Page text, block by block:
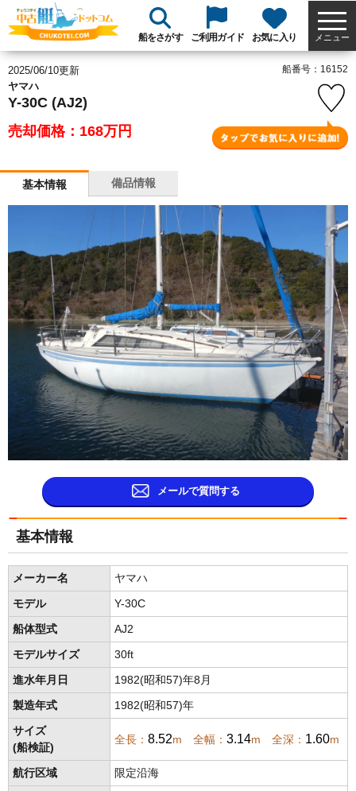
船をさがす ご利用ガイド お気に入り メニュー
2025/06/10更新
ヤマハ
Y-30C (AJ2)
売却価格：168万円
船番号：16152
基本情報 備品情報
メールで質問する
基本情報
メーカー名 ヤマハ
モデル Y-30C
船体型式 AJ2
モデルサイズ 30ft
進水年月日 1982(昭和57)年8月
製造年式 1982(昭和57)年
サイズ
(船検証)
全長： 8.52m 全幅： 3.14m 全深： 1.60m
航行区域 限定沿海